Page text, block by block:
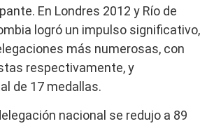
En Londres 2012 y Río de
logró un impulso significativo,
más numerosas, con
respectivamente, y
de 17 medallas.
nacional se redujo a 89